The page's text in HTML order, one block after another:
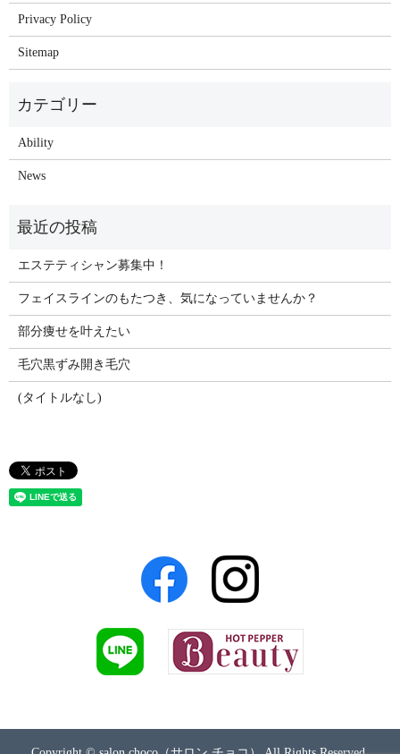
Privacy Policy
Sitemap
Ability
News
エステティシャン募集中！
フェイスラインのもたつき、気になっていませんか？
部分痩せを叶えたい
毛穴黒ずみ開き毛穴
(タイトルなし)